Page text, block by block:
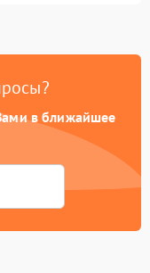
в ближайшее